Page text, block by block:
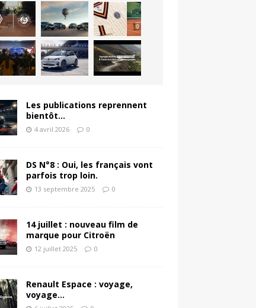
Les publications reprennent
bientôt…
4 avril 2026 0
DS N°8 : Oui, les français vont
parfois trop loin.
13 septembre 2025 0
14 juillet : nouveau film de
marque pour Citroën
12 juillet 2025 0
Renault Espace : voyage,
voyage…